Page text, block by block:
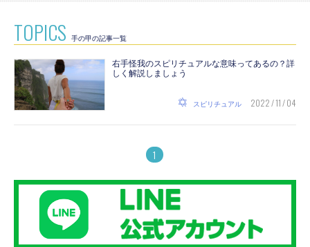
TOPICS 手の甲の記事一覧
右手怪我のスピリチュアルな意味ってあるの？詳
しく解説しましょう
スピリチュアル 2022 / 11 / 04
1